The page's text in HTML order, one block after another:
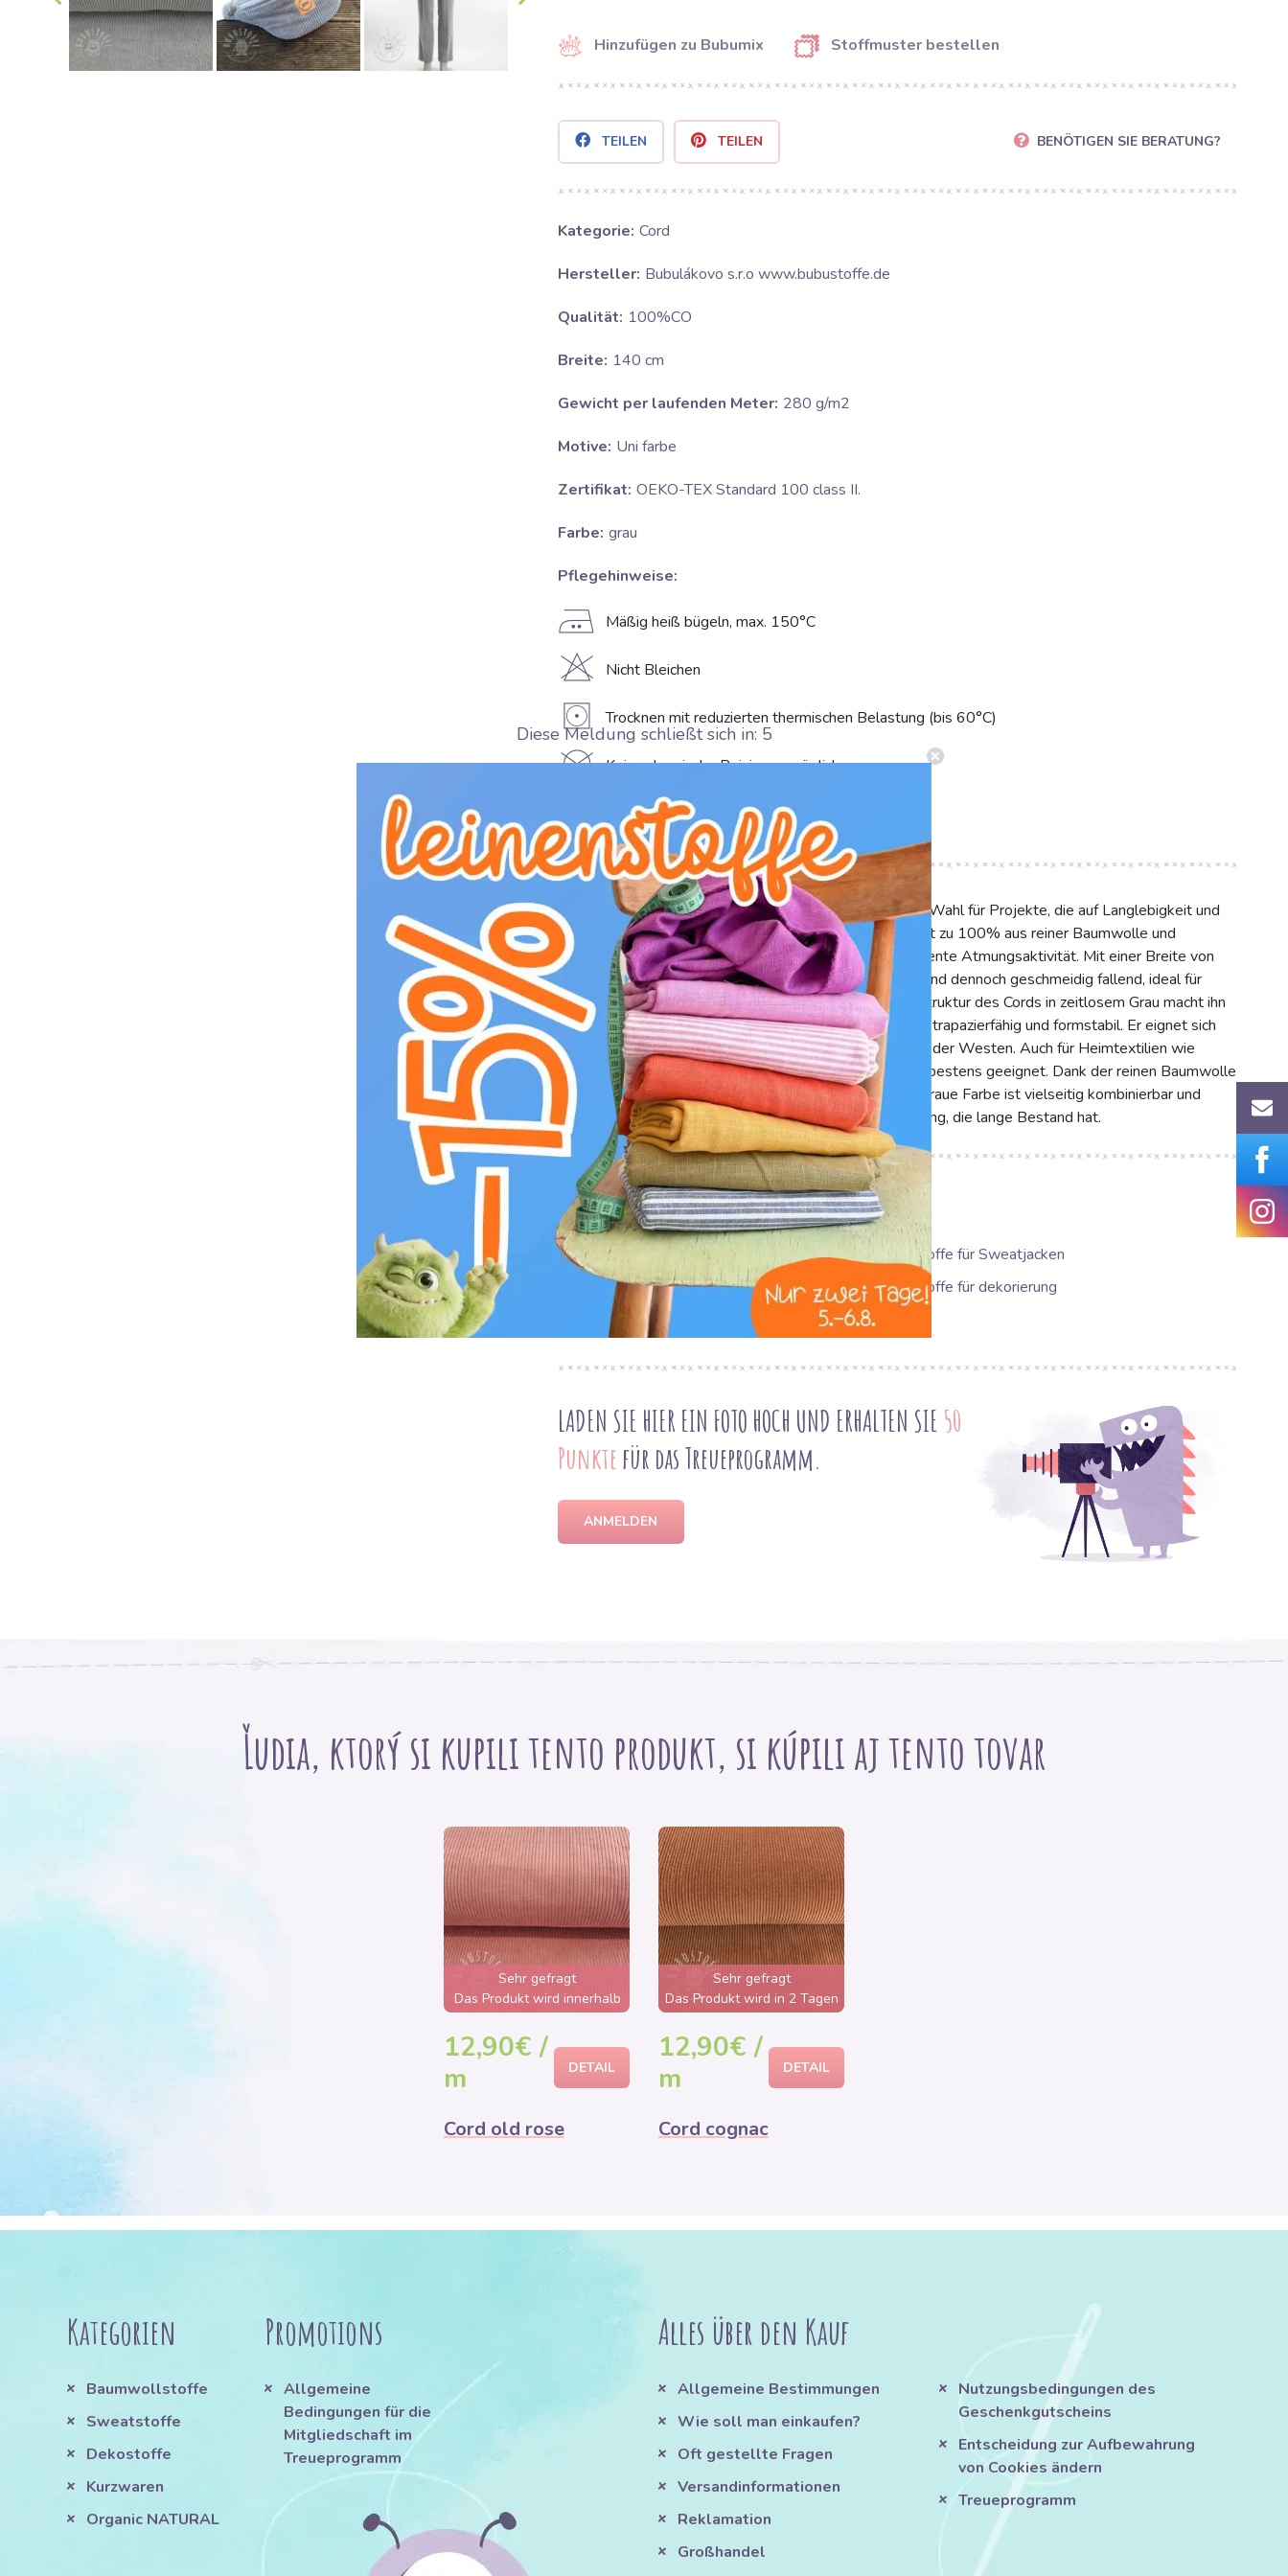
Hinzufügen zu Bubumix Stoffmuster bestellen
TEILEN TEILEN BENÖTIGEN SIE BERATUNG?
Kategorie: Cord
Hersteller: Bubulákovo s.r.o www.bubustoffe.de
Qualität: 100%CO
Breite: 140 cm
Gewicht per laufenden Meter: 280 g/m2
Motive: Uni farbe
Zertifikat: OEKO-TEX Standard 100 class II.
Farbe: grau
Pflegehinweise:
E Mäßig heiß bügeln, max. 150°C
H Nicht Bleichen
V Trocknen mit reduzierten thermischen Belastung (bis 60°C)
K Keine chemische Reinigung möglich
g Waschen bei 30°C
Unser klassischer Cordstoff "Cord grau" ist die perfekte Wahl für Projekte, die auf Langlebigkeit und
Komfort ausgelegt sind. Dieser uni-farbene Cord besteht zu 100% aus reiner Baumwolle und
überzeugt durch seine weiche, griffige Haptik und exzellente Atmungsaktivität. Mit einer Breite von
140 cm und einem Gewicht von 280 g/m² ist er robust und dennoch geschmeidig fallend, ideal für
vielfältige Anwendungen. Die charakteristische Rippenstruktur des Cords in zeitlosem Grau macht ihn
nicht nur optisch ansprechend, sondern auch besonders strapazierfähig und formstabil. Er eignet sich
hervorragend für Bekleidung wie Hosen, Jacken, Röcke oder Westen. Auch für Heimtextilien wie
Kissenbezüge, Taschen oder Überwürfe ist dieser Stoff bestens geeignet. Dank der reinen Baumwolle
ist der Cordstoff hautfreundlich und pflegeleicht. Seine graue Farbe ist vielseitig kombinierbar und
verleiht Ihren Nähprojekten eine edle, legere Ausstrahlung, die lange Bestand hat.
VORGESCHLAGENE VERWENDUNG
Kleiderstoffe
Stoffe für Sweatjacken
Stoffe für Röcke
Stoffe für dekorierung
Hosenstoff
LADEN SIE HIER EIN FOTO HOCH UND ERHALTEN SIE 50
Punktefür das Treueprogramm.
ANMELDEN
Ľudia, ktorý si kupili tento produkt, si kúpili aj tento tovar
Sehr gefragt
Das Produkt wird innerhalb
von wenigen Stunden
ausverkauft sein
12,90€ /
m
DETAIL
Cord old rose
Sehr gefragt
Das Produkt wird in 2 Tagen
ausverkauft sein
12,90€ /
m
DETAIL
Cord cognac
Kategorien
Baumwollstoffe
Sweatstoffe
Dekostoffe
Kurzwaren
Organic NATURAL
Promotions
Allgemeine
Bedingungen für die
Mitgliedschaft im
Treueprogramm
Alles über den Kauf
Allgemeine Bestimmungen
Wie soll man einkaufen?
Oft gestellte Fragen
Versandinformationen
Reklamation
Großhandel
Nutzungsbedingungen des
Geschenkgutscheins
Entscheidung zur Aufbewahrung
von Cookies ändern
Treueprogramm
Diese Meldung schließt sich in: 4